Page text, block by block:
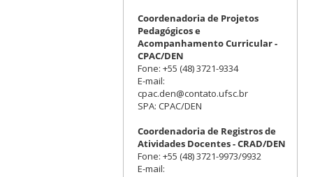
Coordenadoria de Projetos
Pedagógicos e
Acompanhamento Curricular -
CPAC/DEN
Fone: +55 (48) 3721-9334
E-mail:
cpac.den@contato.ufsc.br
SPA: CPAC/DEN
Coordenadoria de Registros de
Atividades Docentes - CRAD/DEN
Fone: +55 (48) 3721-9973/9932
E-mail: